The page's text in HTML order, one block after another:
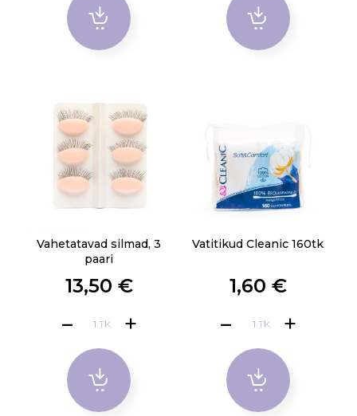
Vahetatavad silmad, 3
paari
13,50 €
TK
Vatitikud Cleanic 160tk
1,60 €
TK